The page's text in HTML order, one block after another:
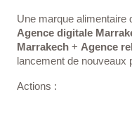
Une marque alimentaire
Agence digitale
Marrakech + Agence
lancement de nouveaux
Actions :